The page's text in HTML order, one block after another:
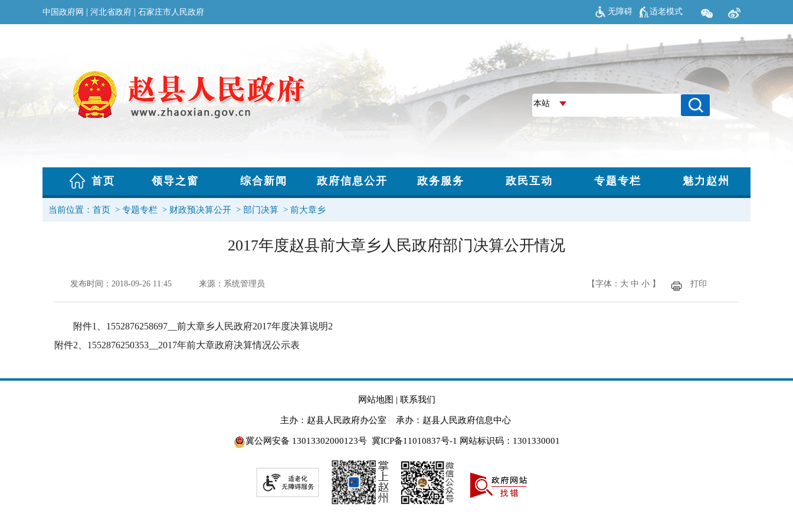
无障碍 适老模式
当前位置： 首页 > 专题专栏 > 财政预决算公开 > 部门决算 > 前大章乡
2017年度赵县前大章乡人民政府部门决算公开情况
发布时间：2018-09-26 11:45 来源：系统管理员 【字体： 大 中 小 】 打印
附件1、 1552876258697__前大章乡人民政府2017年度决算说明2
附件2、 1552876250353__2017年前大章政府决算情况公示表